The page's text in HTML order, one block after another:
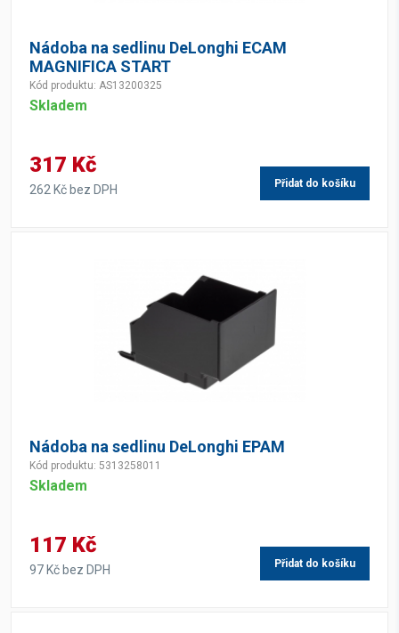
Nádoba na sedlinu DeLonghi ECAM
MAGNIFICA START
Kód produktu: AS13200325
Skladem
317 Kč
262 Kč bez DPH Přidat do košíku
Nádoba na sedlinu DeLonghi EPAM
Kód produktu: 5313258011
Skladem
117 Kč
97 Kč bez DPH Přidat do košíku